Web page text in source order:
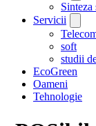
Sinteza
Servicii
soft
studii
EcoGreen
Oameni
Tehnologie